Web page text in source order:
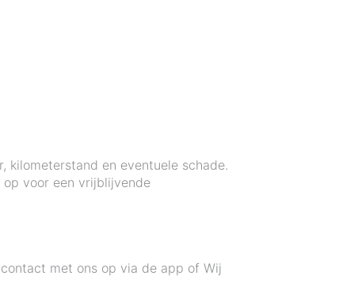
kilometerstand en eventuele schade.
voor een vrijblijvende
met ons op via de app of Wij